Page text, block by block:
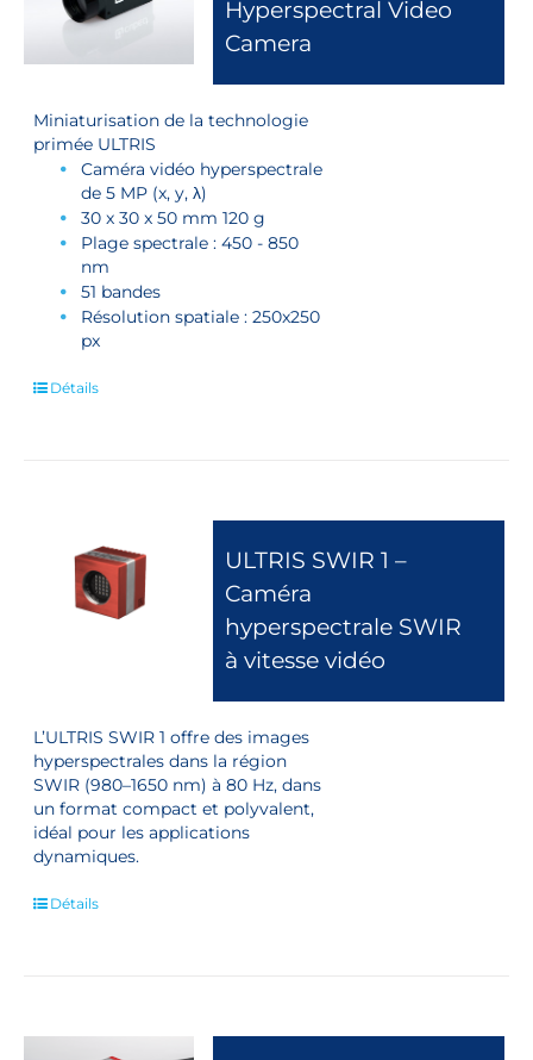
Hyperspectral Video
Camera
Miniaturisation de la technologie
primée ULTRIS
Caméra vidéo hyperspectrale
de 5 MP (x, y, λ)
30 x 30 x 50 mm 120 g
Plage spectrale : 450 - 850
nm
51 bandes
Résolution spatiale : 250x250
px
Détails
ULTRIS SWIR 1 –
Caméra
hyperspectrale SWIR
à vitesse vidéo
L’ULTRIS SWIR 1 offre des images
hyperspectrales dans la région
SWIR (980–1650 nm) à 80 Hz, dans
un format compact et polyvalent,
idéal pour les applications
dynamiques.
Détails